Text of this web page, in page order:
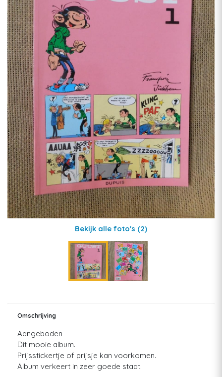
Bekijk alle foto's (2)
Omschrijving
Aangeboden
Dit mooie album.
Prijsstickertje of prijsje kan voorkomen.
Album verkeert in zeer goede staat.